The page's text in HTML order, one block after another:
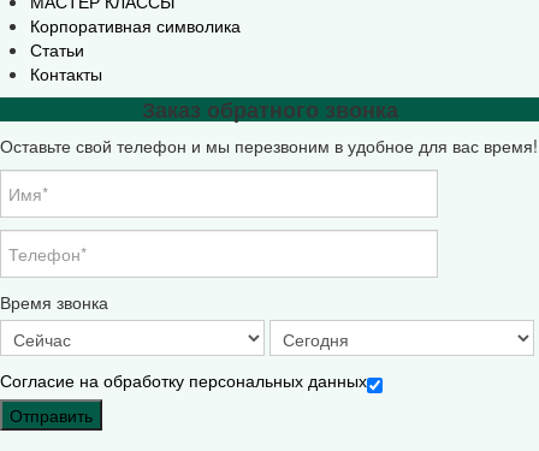
Корпоративная символика
Статьи
Контакты
Заказ обратного звонка
Оставьте свой телефон и мы перезвоним в удобное для вас время!
Время звонка
Согласие на обработку персональных данных
Отправить